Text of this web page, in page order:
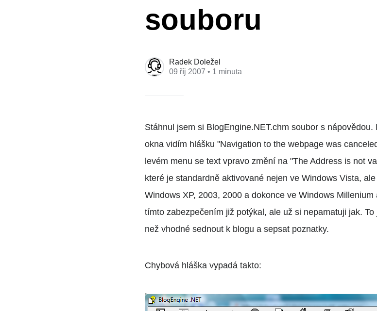
souboru
Radek Doležel
09 říj 2007 • 1 minuta
Stáhnul jsem si BlogEngine.NET.chm soubor s
okna vidím hlášku "Navigation to the webpage was
levém menu se text vpravo změní na "The Address is not
které je standardně aktivované nejen ve Windows Vista,
Windows XP, 2003, 2000 a dokonce ve Windows
tímto zabezpečením již potýkal, ale už si nepamatuji jak.
než vhodné sednout k blogu a sepsat poznatky.
Chybová hláška vypadá takto: